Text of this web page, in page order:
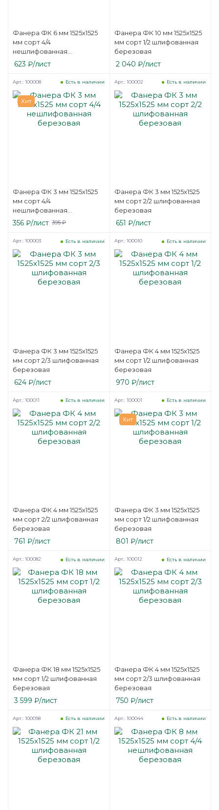
Фанера ФК 6 мм 1525х1525
мм сорт 4/4
нешлифованная
березовая
623 ₽/лист
Фанера ФК 10 мм 1525х1525
мм сорт 1/2 шлифованная
березовая
2 040 ₽/лист
Хит
Фанера ФК 3 мм 1525х1525
мм сорт 4/4
нешлифованная
березовая
Есть в наличии
Арт.: 100008
356 ₽/лист 395₽
Фанера ФК 3 мм 1525х1525
мм сорт 2/2 шлифованная
березовая
Есть в наличии
Арт.: 100002
651 ₽/лист
Фанера ФК 3 мм 1525х1525
мм сорт 2/3 шлифованная
березовая
Есть в наличии
Арт.: 100003
624 ₽/лист
Фанера ФК 4 мм 1525х1525
мм сорт 1/2 шлифованная
березовая
Есть в наличии
Арт.: 100010
970 ₽/лист
Фанера ФК 4 мм 1525х1525
мм сорт 2/2 шлифованная
березовая
Есть в наличии
Арт.: 100011
761 ₽/лист
Хит
Фанера ФК 3 мм 1525х1525
мм сорт 1/2 шлифованная
березовая
Есть в наличии
Арт.: 100001
801 ₽/лист
Фанера ФК 18 мм 1525х1525
мм сорт 1/2 шлифованная
березовая
Есть в наличии
Арт.: 100082
3 599 ₽/лист
Фанера ФК 4 мм 1525х1525
мм сорт 2/3 шлифованная
березовая
Есть в наличии
Арт.: 100012
750 ₽/лист
Есть в наличии
Арт.: 100098 Есть в наличии
Арт.: 100044